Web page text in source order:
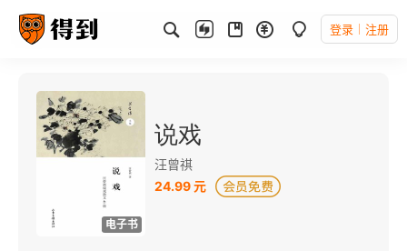
登录 注册
电子书
说戏
汪曾祺
24.99 元